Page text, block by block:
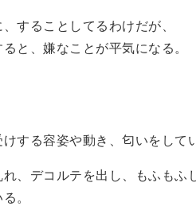
することしてるわけだが、
と、嫌なことが平気になる。
する容姿や動き、匂いをして
、デコルテを出し、もふも
。